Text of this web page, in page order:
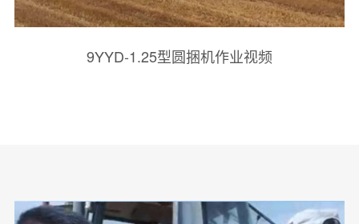
9YYD-1.25型圆捆机作业视频